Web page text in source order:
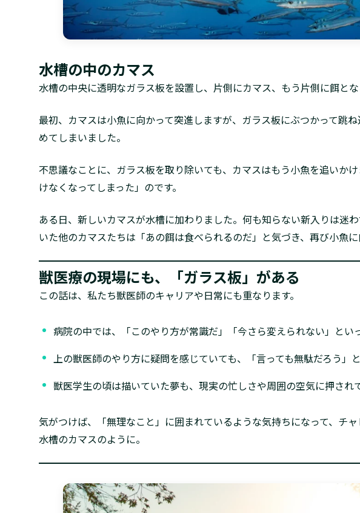
水槽の中のカマス
水槽の中央に透明なガラス板を設置し、片側にカマス、もう片側に餌とな
最初、カマスは小魚に向かって突進しますが、ガラス板にぶつかって跳
めてしまいました。
不思議なことに、ガラス板を取り除いても、カマスはもう小魚を追いか
けなくなってしまった」のです。
ある日、新しいカマスが水槽に加わりました。何も知らない新入りは迷
いた他のカマスたちは「あの餌は食べられるのだ」と気づき、再び小魚に
獣医療の現場にも、「ガラス板」がある
この話は、私たち獣医師のキャリアや日常にも重なります。
病院の中では、「このやり方が常識だ」「今さら変えられない」とい
上の獣医師のやり方に疑問を感じていても、「言っても無駄だろう」
獣医学生の頃は描いていた夢も、現実の忙しさや周囲の空気に押され
気がつけば、「無理なこと」に囲まれているような気持ちになって、チ
水槽のカマスのように。